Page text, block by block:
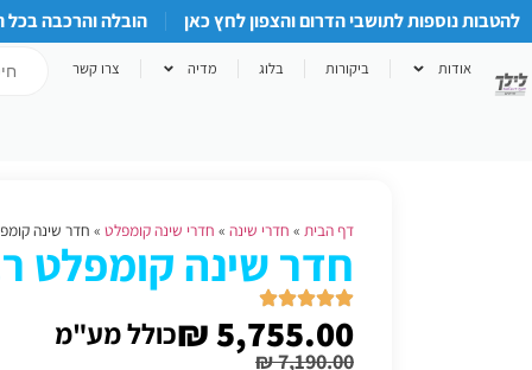
להטבות נוספות לתושבי הדרום והצפון לחץ כאן הובלה והרכבה
אודות ביקורות בלוג מדיה צרו קשר
דף הבית » חדרי שינה » חדרי שינה קומפלט » חדר שינה
חדר שינה קומפלט
₪7,190.00
₪5,755.00 כולל מע"מ